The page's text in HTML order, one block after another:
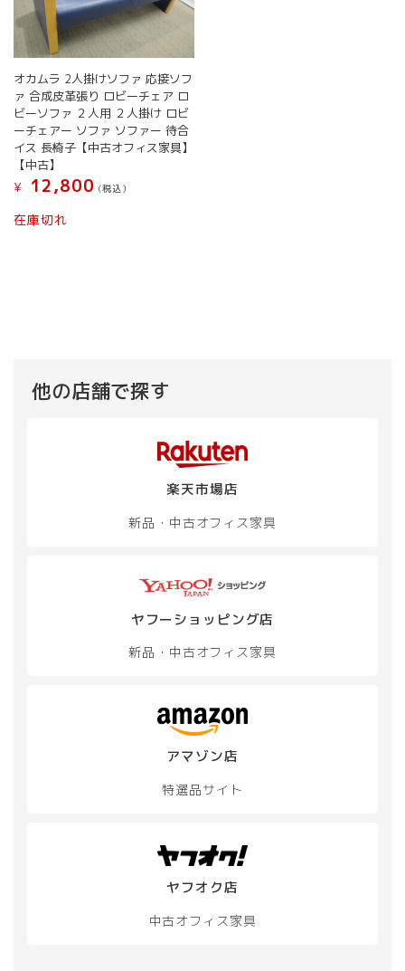
オカムラ 2人掛けソファ 応接ソフ
ァ 合成皮革張り ロビーチェア ロ
ビーソファ ２人用 ２人掛け ロビ
ーチェアー ソファ ソファー 待合
イス 長椅子【中古オフィス家具】
【中古】
¥
12,800 (税込）
在庫切れ
他の店舗で探す
楽天市場店
新品・中古オフィス家具
ヤフーショッピング店
新品・中古オフィス家具
アマゾン店
特選品サイト
ヤフオク店
中古オフィス家具